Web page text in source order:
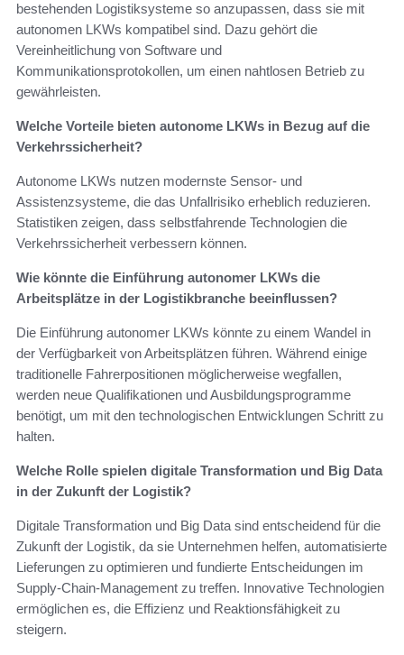
bestehenden Logistiksysteme so anzupassen, dass sie mit
autonomen LKWs kompatibel sind. Dazu gehört die
Vereinheitlichung von Software und
Kommunikationsprotokollen, um einen nahtlosen Betrieb zu
gewährleisten.
Welche Vorteile bieten autonome LKWs in Bezug auf die
Verkehrssicherheit?
Autonome LKWs nutzen modernste Sensor- und
Assistenzsysteme, die das Unfallrisiko erheblich reduzieren.
Statistiken zeigen, dass selbstfahrende Technologien die
Verkehrssicherheit verbessern können.
Wie könnte die Einführung autonomer LKWs die
Arbeitsplätze in der Logistikbranche beeinflussen?
Die Einführung autonomer LKWs könnte zu einem Wandel in
der Verfügbarkeit von Arbeitsplätzen führen. Während einige
traditionelle Fahrerpositionen möglicherweise wegfallen,
werden neue Qualifikationen und Ausbildungsprogramme
benötigt, um mit den technologischen Entwicklungen Schritt zu
halten.
Welche Rolle spielen digitale Transformation und Big Data
in der Zukunft der Logistik?
Digitale Transformation und Big Data sind entscheidend für die
Zukunft der Logistik, da sie Unternehmen helfen, automatisierte
Lieferungen zu optimieren und fundierte Entscheidungen im
Supply-Chain-Management zu treffen. Innovative Technologien
ermöglichen es, die Effizienz und Reaktionsfähigkeit zu
steigern.